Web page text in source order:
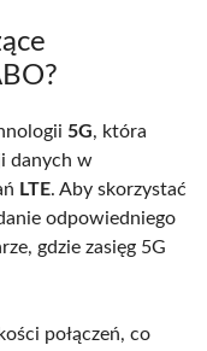
5G, która
danych w
LTE. Aby skorzystać
odpowiedniego
gdzie zasięg 5G
połączeń, co